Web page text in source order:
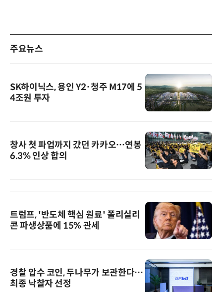
주요뉴스
SK하이닉스, 용인 Y2·청주 M17에 5
4조원 투자
창사 첫 파업까지 갔던 카카오…연봉
6.3% 인상 합의
트럼프, '반도체 핵심 원료' 폴리실리
콘 파생상품에 15% 관세
경찰 압수 코인, 두나무가 보관한다…
최종 낙찰자 선정